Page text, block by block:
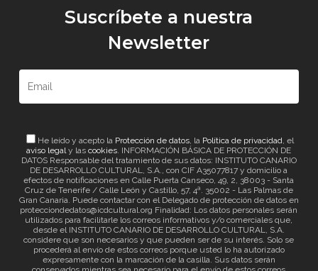
Suscríbete a nuestra
Newsletter
He leído y acepto la Protección de datos, la Política de privacidad, el
aviso legaly lascookies. INFORMACIÓN BÁSICA DE PROTECCIÓN DE
DATOS Responsable del tratamiento de sus datos: INSTITUTO CANARIO
DE DESARROLLO CULTURAL, S.A., con CIF A35077817 y domicilio a
efectos de notificaciones en Calle Puerta Canseco, 49, 2, 38003 - Santa
Cruz de Tenerife / Calle León y Castillo, 57, 4ª. 35002 - Las Palmas de
Gran Canaria. Puede contactar con el Delegado de protección de datos en
protecciondedatos@icdcultural.org Finalidad: Los datos personales serán
utilizados para facilitarle los correos informativos y/o comerciales que,
desde el INSTITUTO CANARIO DE DESARROLLO CULTURAL, S.A.
considere que son necesarios y que pueden ser de su interés. Solo se
procederá al envío de estos correos porque usted lo ha autorizado
expresamente con la marcación de la casilla. Sus datos serán